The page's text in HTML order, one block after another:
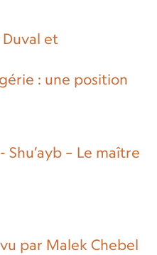
et
: une position
– Le maître
par Malek Chebel